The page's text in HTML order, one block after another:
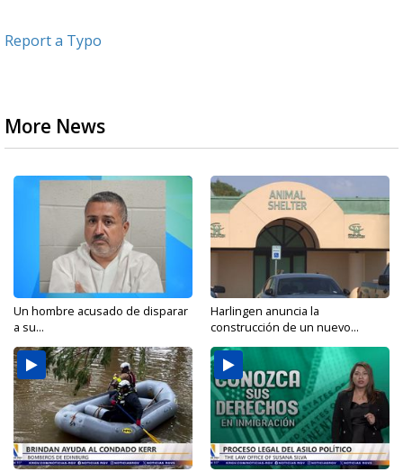
Report a Typo
More News
Un hombre acusado de disparar
a su...
Harlingen anuncia la
construcción de un nuevo...